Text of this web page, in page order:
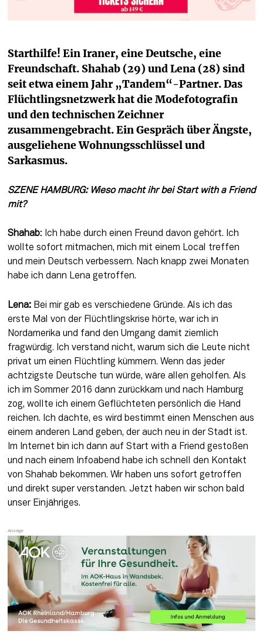
Starthilfe! Ein Iraner, eine Deutsche, eine
Freundschaft. Shahab (29) und Lena (28) sind
seit etwa einem Jahr „Tandem“-Partner. Das
Flüchtlingsnetzwerk hat die Modefotografin
und den technischen Zeichner
zusammengebracht. Ein Gespräch über Ängste,
ausgeliehene Wohnungsschlüssel und
Sarkasmus.
SZENE HAMBURG: Wieso macht ihr bei Start with a Friend
mit?
Shahab: Ich habe durch einen Freund davon gehört. Ich
wollte sofort mitmachen, mich mit einem Local treffen
und mein Deutsch verbessern. Nach knapp zwei Monaten
habe ich dann Lena getroffen.
Lena: Bei mir gab es verschiedene Gründe. Als ich das
erste Mal von der Flüchtlingskrise hörte, war ich in
Nordamerika und fand den Umgang damit ziemlich
fragwürdig. Ich verstand nicht, warum sich die Leute nicht
privat um einen Flüchtling kümmern. Wenn das jeder
achtzigste Deutsche tun würde, wäre allen geholfen. Als
ich im Sommer 2016 dann zurückkam und nach Hamburg
zog, wollte ich einem Geflüchteten persönlich die Hand
reichen. Ich dachte, es wird bestimmt einen Menschen aus
einem anderen Land geben, der auch neu in der Stadt ist.
Im Internet bin ich dann auf Start with a Friend gestoßen
und nach einem Infoabend habe ich schnell den Kontakt
von Shahab bekommen. Wir haben uns sofort getroffen
und direkt super verstanden. Jetzt haben wir schon bald
unser Einjähriges.